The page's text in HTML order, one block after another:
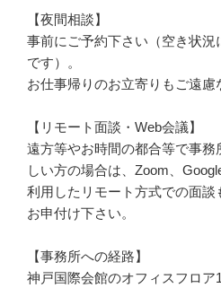
【夜間相談】
事前にご予約下さい（空き状
です）。
お仕事帰りのお立寄りもご遠慮
【リモート面談・Web会議】
遠方等やお時間の都合等で事
しい方の場合は、Zoom、
利用したリモート方式での面談
お申付け下さい。
【事務所への経路】
神戸国際会館のオフィスフロア